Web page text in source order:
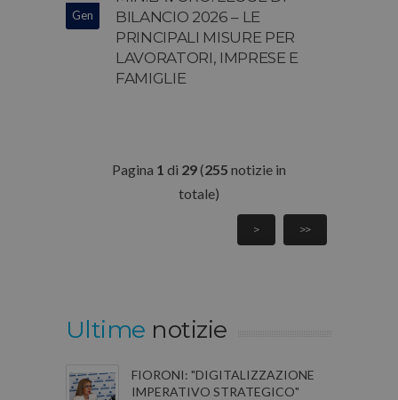
Gen
BILANCIO 2026 – LE
PRINCIPALI MISURE PER
LAVORATORI, IMPRESE E
FAMIGLIE
Pagina 1 di 29(255 notizie in
totale)
> >>
Ultime notizie
FIORONI: "DIGITALIZZAZIONE
IMPERATIVO STRATEGICO"